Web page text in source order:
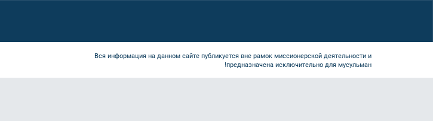
Вся информация на данном сайте публикуется вне рамок миссионерской деятельности и
предназначена исключительно для мусульман!